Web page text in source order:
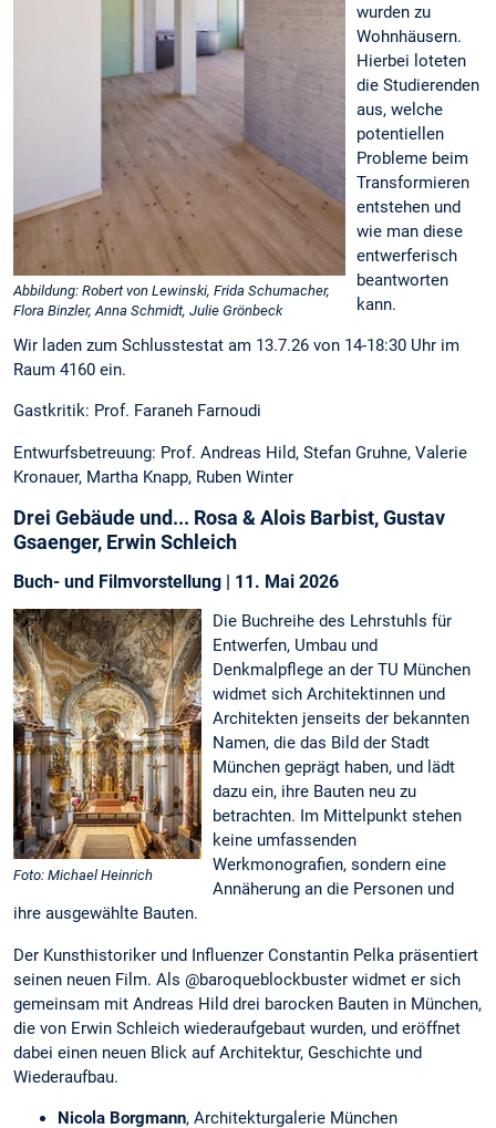
Abbildung: Robert von Lewinski, Frida Schumacher,
Flora Binzler, Anna Schmidt, Julie Grönbeck
wurden zu
Wohnhäusern.
Hierbei loteten
die Studierenden
aus, welche
potentiellen
Probleme beim
Transformieren
entstehen und
wie man diese
entwerferisch
beantworten
kann.
Wir laden zum Schlusstestat am 13.7.26 von 14-18:30 Uhr im
Raum 4160 ein.
Gastkritik: Prof. Faraneh Farnoudi
Entwurfsbetreuung: Prof. Andreas Hild, Stefan Gruhne, Valerie
Kronauer, Martha Knapp, Ruben Winter
Drei Gebäude und... Rosa & Alois Barbist, Gustav
Gsaenger, Erwin Schleich
Buch- und Filmvorstellung | 11. Mai 2026
Foto: Michael Heinrich
Die Buchreihe des Lehrstuhls für
Entwerfen, Umbau und
Denkmalpflege an der TU München
widmet sich Architektinnen und
Architekten jenseits der bekannten
Namen, die das Bild der Stadt
München geprägt haben, und lädt
dazu ein, ihre Bauten neu zu
betrachten. Im Mittelpunkt stehen
keine umfassenden
Werkmonografien, sondern eine
Annäherung an die Personen und
ihre ausgewählte Bauten.
Der Kunsthistoriker und Influenzer Constantin Pelka präsentiert
seinen neuen Film. Als @baroqueblockbuster widmet er sich
gemeinsam mit Andreas Hild drei barocken Bauten in München,
die von Erwin Schleich wiederaufgebaut wurden, und eröffnet
dabei einen neuen Blick auf Architektur, Geschichte und
Wiederaufbau.
Nicola Borgmann, Architekturgalerie München